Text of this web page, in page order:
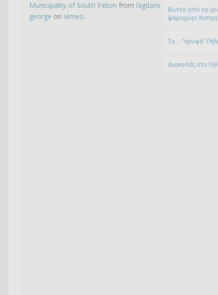
Municipality of South Pelion from lagdaris
george on Vimeo.
Βίντεο από το
ψαροχώρι
To … “κρυφό”
Διακοπές στο